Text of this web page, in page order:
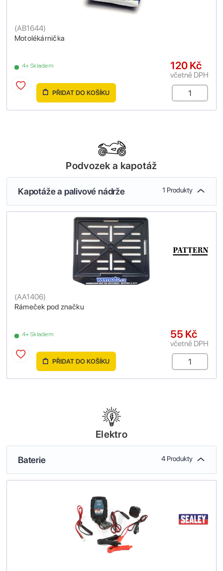
Motolékárnička
(AB1644)
4+ Skladem 120 Kč
včetně DPH
PŘIDAT DO KOŠÍKU
Podvozek a kapotáž
Kapotáže a palivové nádrže 1 Produkty
Rámeček pod značku
(AA1406)
4+ Skladem 55 Kč
včetně DPH
PŘIDAT DO KOŠÍKU
Elektro
Baterie 4 Produkty